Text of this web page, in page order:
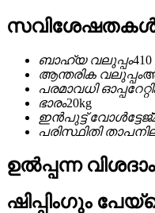
ബാഹ്യ വലുപ്പം
ആന്തരിക വലുപ്പം
പരമാവധി
ഭാരം20kg
ഇൻപുട്ട് വോൾട്ടേജ്
പരിസ്ഥിതി
ഉൽപ്പന്ന
ഷിപ്പിംഗും